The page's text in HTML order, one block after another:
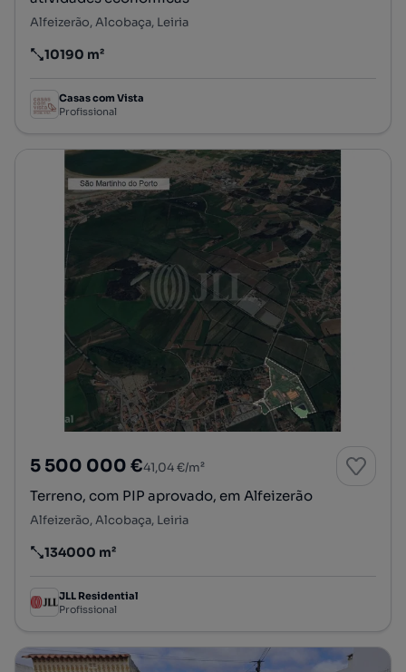
Alfeizerão, Alcobaça, Leiria
Preço por metro quadrado
10190 m²
Casas com Vista
Profissional
5 500 000 €41,04 €/m²
Terreno, com PIP aprovado, em Alfeizerão
Alfeizerão, Alcobaça, Leiria
Preço por metro quadrado
134000 m²
JLL Residential
Profissional